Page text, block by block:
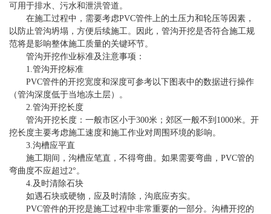
可用于排水、污水和泄洪管道。
在施工过程中，需要考虑PVC管件上的土压力和轮压等因素，
以防止管沟坍塌，方便后续施工。因此，管沟开挖是否符合施工规
范将是影响整体施工质量的关键环节。
管沟开挖作业标准及注意事项：
1.管沟开挖标准
PVC管件的开挖宽度和深度可参考以下图表中的数据进行操作
（管沟深度低于当地冻土层）。
2.管沟开挖长度
管沟开挖长度：一般市区小于300米；郊区一般不到1000米。开
挖长度主要考虑施工速度和施工作业对周围环境的影响。
3.沟槽应平直
施工期间，沟槽应笔直，不得弯曲。如果需要弯曲，PVC管的
弯曲度不应超过2°。
4.及时清除石块
如遇石块或硬物，应及时清除，沟底应夯实。
PVC管件的开挖是施工过程中非常重要的一部分。沟槽开挖的